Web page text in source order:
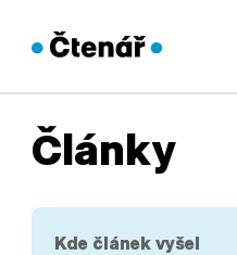
Články
Kde článek vyšel